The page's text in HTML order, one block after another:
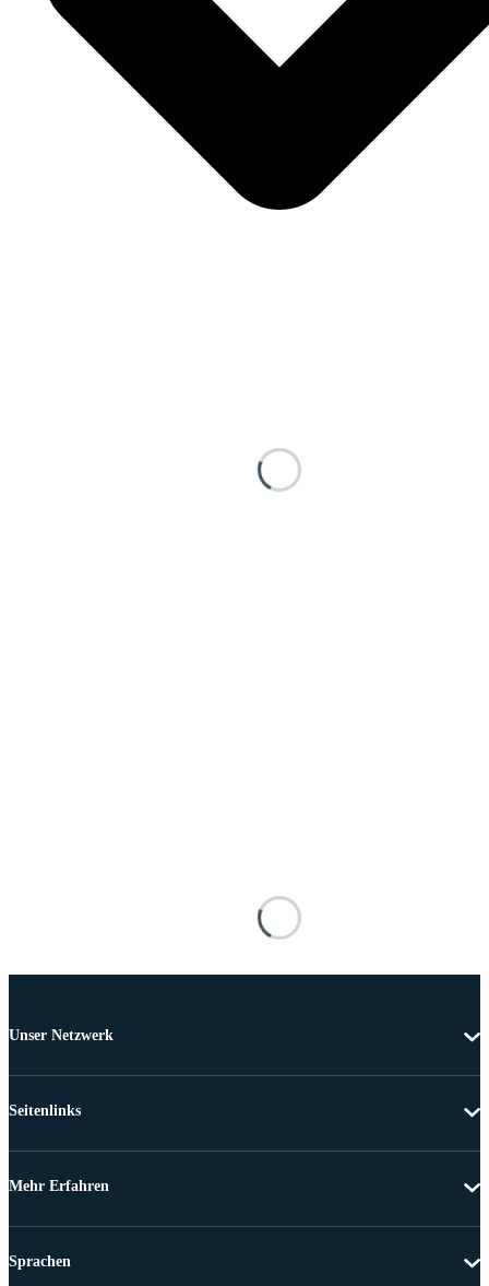
Unser Netzwerk
Seitenlinks
Mehr Erfahren
Sprachen